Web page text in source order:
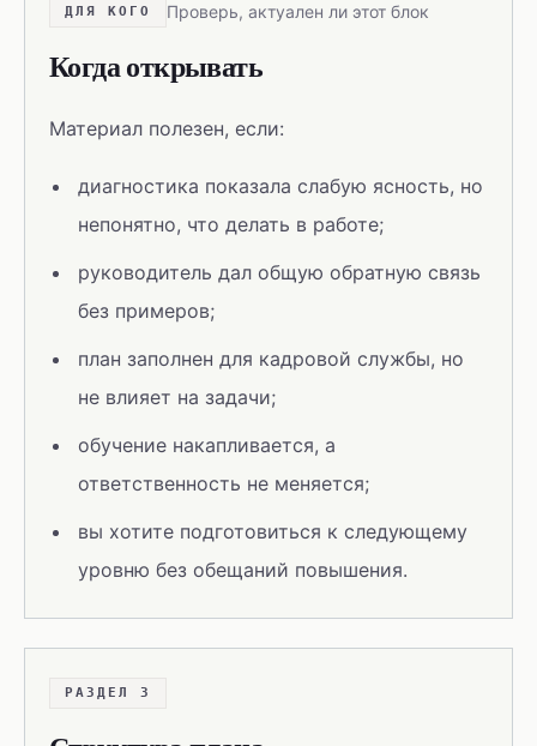
ДЛЯ КОГО Проверь, актуален ли этот блок
Когда открывать
Материал полезен, если:
диагностика показала слабую ясность, но
непонятно, что делать в работе;
руководитель дал общую обратную связь
без примеров;
план заполнен для кадровой службы, но
не влияет на задачи;
обучение накапливается, а
ответственность не меняется;
вы хотите подготовиться к следующему
уровню без обещаний повышения.
РАЗДЕЛ 3